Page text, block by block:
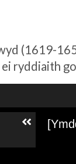
(1619-
ryddiaith